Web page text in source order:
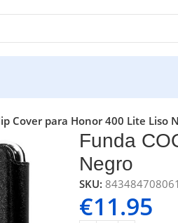
Cover para Honor 400 Lite Liso
Funda
Negro
SKU:
€11.95